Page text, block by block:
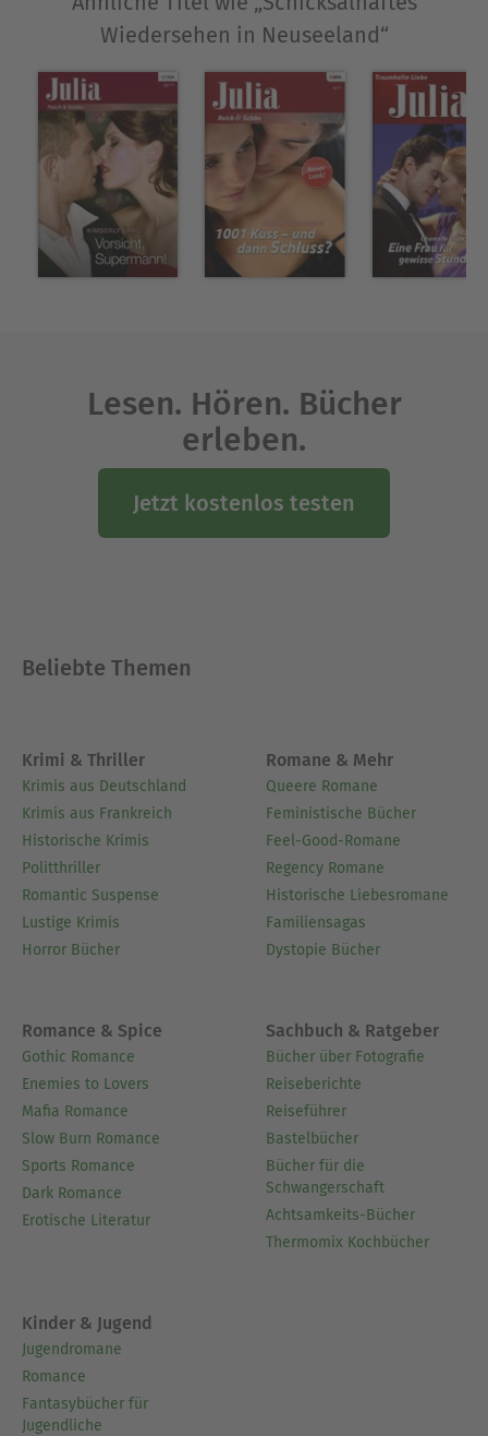
ein. Wenn Sie mehr über Yvonne Lindsay
erfahren möchten, besuchen Sie die Website der
Autorin: www.yvonnelindsay.com
Ausblenden
Wiedersehen in Neuseeland“
Lesen. Hören. Bücher
erleben.
Jetzt kostenlos testen
Beliebte Themen
Krimi & Thriller
Krimis aus Deutschland
Krimis aus Frankreich
Historische Krimis
Politthriller
Romantic Suspense
Lustige Krimis
Horror Bücher
Romane & Mehr
Queere Romane
Feministische Bücher
Feel-Good-Romane
Regency Romane
Historische Liebesromane
Familiensagas
Dystopie Bücher
Romance & Spice
Gothic Romance
Enemies to Lovers
Mafia Romance
Slow Burn Romance
Sports Romance
Dark Romance
Erotische Literatur
Sachbuch & Ratgeber
Bücher über Fotografie
Reiseberichte
Reiseführer
Bastelbücher
Bücher für die
Schwangerschaft
Achtsamkeits-Bücher
Thermomix Kochbücher
Kinder & Jugend
Jugendromane
Romance
Fantasybücher für
Jugendliche